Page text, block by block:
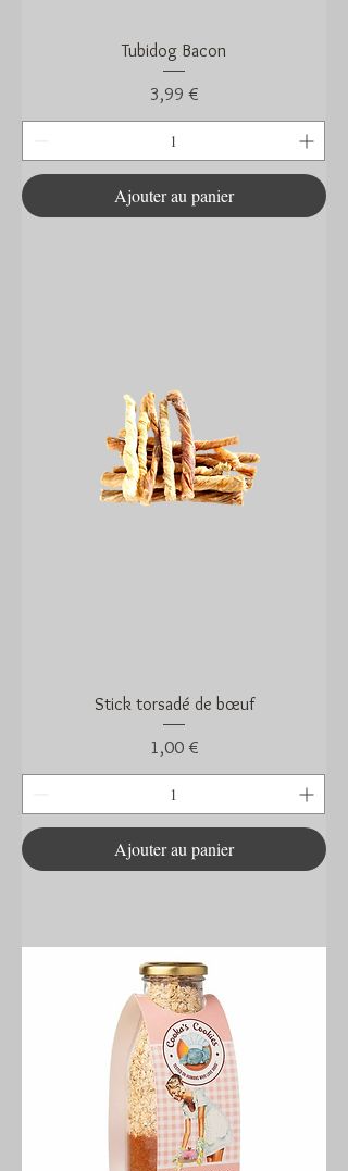
Tubidog Bacon
Prix
3,99 €
Ajouter au panier
Stick torsadé de bœuf
Prix
1,00 €
Ajouter au panier